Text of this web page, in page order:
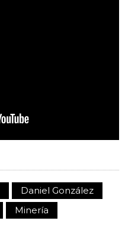
Daniel González
Minería